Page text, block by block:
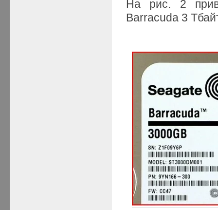
На рис. 2
Barracuda 3